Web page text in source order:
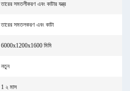
তারের সমতলীকরণ এবং কাটার যন্ত্র
তারের সমতলকরণ এবং কাটা
6000x1200x1600 মিমি
নতুন
1 ২ মাস